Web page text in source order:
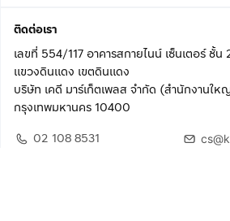
ติดต่อเรา
เลขที่ 554/117 อาคารสกายไนน์ เซ็นเตอร์ ชั้
แขวงดินแดง เขตดินแดง
บริษัท เคดี มาร์เก็ตเพลส จำกัด (สำนักงานให
กรุงเทพมหานคร 10400
02 108 8531